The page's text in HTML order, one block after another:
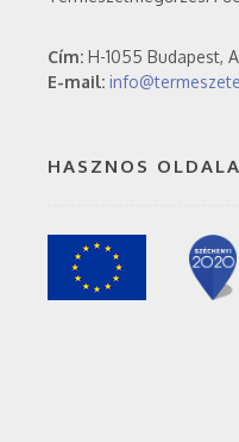
Cím: H-1055 Budapest,
E-mail:
HASZNOS